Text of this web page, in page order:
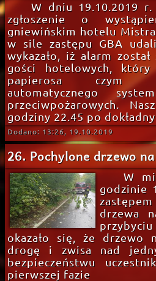
W dniu 19.10.2019
zgłoszenie o
gniewińskim hotelu
w sile zastępu GBA
wykazało, iż alarm
gości hotelowych,
papierosa czym
automatycznego
przeciwpożarowych.
godziny 22.45 po
Dodano: 13:26, 19.10.2019
26. Pochylone drzewo
W
godzinie
drzewa
okazało się, że drzewo
drogę i zwisa nad
bezpieczeństwu
pierwszej fazie